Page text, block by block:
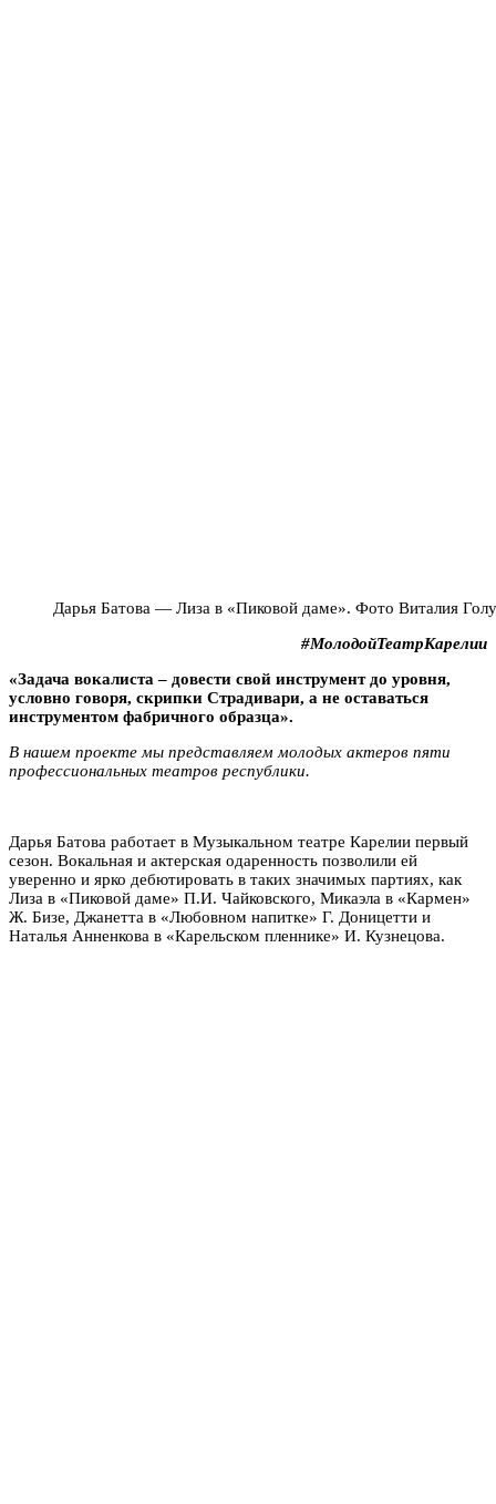
Дарья Батова — Лиза в «Пиковой даме». Фото Виталия
#МолодойТеатрКарелии
«Задача вокалиста – довести свой инструмент до уровня,
условно говоря, скрипки Страдивари, а не оставаться
инструментом фабричного образца».
В нашем проекте мы представляем молодых актеров пяти
профессиональных театров республики.
Дарья Батова работает в Музыкальном театре Карелии первый
сезон. Вокальная и актерская одаренность позволили ей
уверенно и ярко дебютировать в таких значимых партиях, как
Лиза в «Пиковой даме» П.И. Чайковского, Микаэла в «Кармен»
Ж. Бизе, Джанетта в «Любовном напитке» Г. Доницетти и
Наталья Анненкова в «Карельском пленнике» И. Кузнецова.